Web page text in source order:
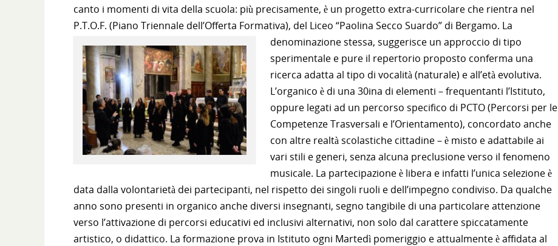
canto i momenti di vita della scuola: più precisamente, è un progetto extra-curricolare che rientra nel
P.T.O.F. (Piano Triennale dell’Offerta Formativa), del Liceo “Paolina Secco Suardo” di Bergamo. La
denominazionestessa, suggerisce un approccio di tipo
sperimentale e pure il repertorio proposto conferma una
ricerca adatta al tipo di vocalità (naturale) e all’età evolutiva.
L’organico è di una 30ina di elementi – frequentanti l’Istituto,
oppure legati ad un percorso specifico di PCTO (Percorsi per le
Competenze Trasversali e l’Orientamento), concordato anche
con altre realtà scolastiche cittadine – è misto e adattabile ai
vari stili e generi, senza alcuna preclusione verso il fenomeno
musicale. La partecipazione è libera e infatti l’unica selezione è
data dalla volontarietà dei partecipanti, nel rispetto dei singoli ruoli e dell’impegno condiviso. Da qualche
anno sono presenti in organico anche diversi insegnanti, segno tangibile di una particolare attenzione
verso l’attivazione di percorsi educativi ed inclusivi alternativi, non solo dal carattere spiccatamente
artistico, o didattico. La formazione prova in Istituto ogni Martedì pomeriggio e attualmente è affidata al